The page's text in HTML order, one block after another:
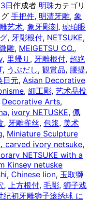
日作成者 明珠カテゴリ
手把件, 明清牙雕, 象
艺术, 象牙彫刻, 琥珀眼
, 牙彫根付, NETSUKE,
雕, MEIGETSU CO.,
, 里帰り , 牙雕根付, 超絶
, うぶだし, 観賞品, 腰提,
日元, Asian Decorative
, 細工彫, 艺术品投
Decorative Arts,
, ivory NETUSKE, 佩
, 牙雕雀丝, 包浆, 美术
, Miniature Sculpture
carved ivory netsuke,
NETSUKE with a
Kinsey netuske
, Chinese lion, 玉取獅
, 上方根付, 毛彫, 狮子戏
初牙雕狮子滚绣球 に